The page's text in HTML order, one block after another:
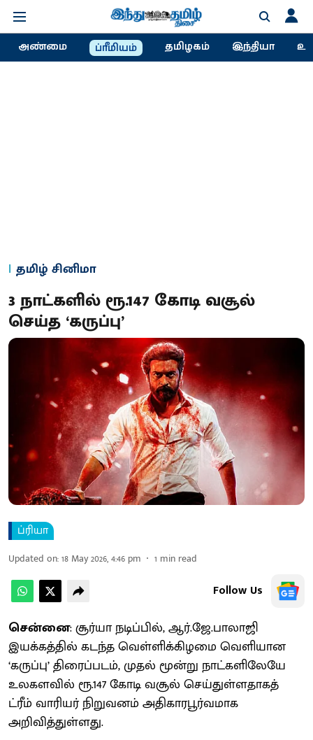
அண்மை ப்ரீமியம் தமிழகம் இந்தியா
தமிழ் சினிமா
3 நாட்களில் ரூ.147 கோடி வசூல்
செய்த ‘கருப்பு’
ப்ரியா
Updated on:18 May 2026, 4:46 pm 1 min read
Follow Us
சென்னை: சூர்யா நடிப்பில், ஆர்.ஜே.பாலாஜி
இயக்கத்தில் கடந்த வெள்ளிக்கிழமை வெளியான
‘கருப்பு’ திரைப்படம், முதல் மூன்று நாட்களிலேயே
உலகளவில் ரூ.147 கோடி வசூல் செய்துள்ளதாகத்
ட்ரீம் வாரியர் நிறுவனம் அதிகாரபூர்வமாக
அறிவித்துள்ளது.